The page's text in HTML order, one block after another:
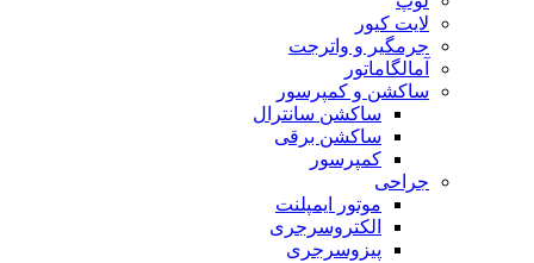
لایت کیور
جرمگیر و واترجت
آمالگاماتور
ساکشن و کمپرسور
ساکشن سانترال
ساکشن برقی
کمپرسور
جراحی
موتور ایمپلنت
الکتروسرجری
پیزوسرجری